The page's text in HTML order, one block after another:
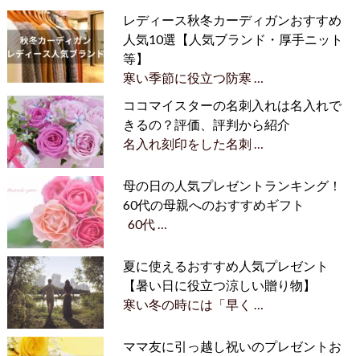
レディース秋冬カーディガンおすすめ
人気10選【人気ブランド・厚手ニット
等】
寒い季節に役立つ防寒 …
ココマイスターの名刺入れは名入れで
きるの？評価、評判から紹介
名入れ刻印をした名刺 …
母の日の人気プレゼントランキング！
60代の母親へのおすすめギフト
60代 …
夏に使えるおすすめ人気プレゼント
【暑い日に役立つ涼しい贈り物】
寒い冬の時には「早く …
ママ友に引っ越し祝いのプレゼントお